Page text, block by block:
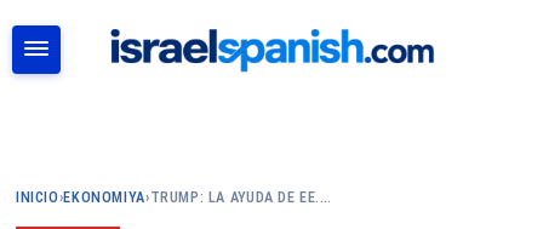
INICIO›EKONOMIYA›TRUMP: LA AYUDA DE EE.…